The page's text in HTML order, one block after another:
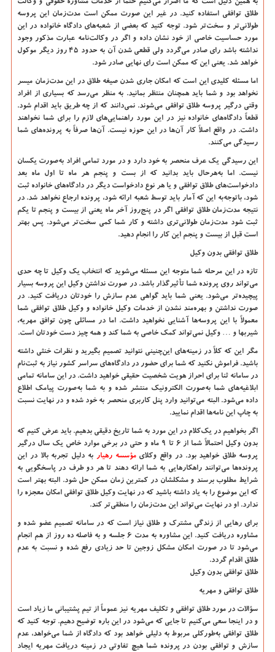
طلاق توافقی استفاده کنید. در غیر این صورت ممکن است مدت‌زمان این پروسه
طولانی‌تر و سخت‌تر شود. توجه کنید که بعضی از شعبه‌های دادگاه خانواده در این
مورد حساسیت خاصی از خود نشان داده و اگر در وکالت‌نامه عبارت مذکور وجود
نداشته باشد رای صادر می‌گردد ولی قطعی شدن آن به حدود 45 روز دیگر موکول
خواهد شد. یعنی این که ممکن است رای نهایی صادر شود.
اما مسئله کلیدی این است که امکان جاری شدن صیغه طلاق در این مدت‌زمان میسر
نخواهد بود و شما باید همچنان منتظر بمانید. به منظر می‌رسد که بسیاری از افراد
وقتی درگیر پروسه طلاق توافقی می‌شوند. نمی‌دانند که از چه طریق باید اقدام شود.
قطعاً دادگاه‌های خانواده نیز در این مورد راهنمایی‌های لازم را برای شما نخواهند
داشت. در واقع اصلاً کار آن‌ها در این حوزه نیست. آن‌ها صرفاً به پرونده‌های شما
رسیدگی می‌کنند.
این رسیدگی یک عرف منحصر به خود دارد و در مورد تمامی افراد به‌صورت یکسان
نیست. اما به‌هرحال باید بدانید که از بست و پنجم هر ماه تا اول ماه بعد
دادخواست‌های طلاق توافقی و یا هر نوع دادخواست دیگر در دادگاه‌های خانواده ثبت
شود، باتوجه‌به این که آمار باید توسط شعبه ارائه شود، پرونده ارجاع نخواهد شد. در
نتیجه مدت‌زمان طلاق توافقی اگر در پنج‌روز آخر ماه یعنی از بیست و پنجم تا یکم
ثبت شود مدت‌زمان طولانی‌تری داشته و کار شما کمی سخت‌تر می‌شود. پس بهتر
است قبل از بیست و پنجم این کار را انجام دهید.
طلاق توافقی بدون وکیل
تازه در این مرحله شما متوجه این مسئله می‌شوید که انتخاب یک وکیل تا چه حدی
می‌تواند روی پرونده شما تأثیرگذار باشد. در صورت نداشتن وکیل این پروسه بسیار
پیچیده‌تر می‌شود. یعنی شما باید گواهی عدم سازش را خودتان دریافت کنید. در
صورت نداشتن و بهره‌مند نشدن از خدمات وکیل خانواده و وکیل طلاق توافقی شما
معمولاً با این پروسه‌ها آشنایی نخواهید داشت. اما در مسائلی چون توافق مهریه،
شیربها و … وکیل نمی‌تواند کمک خاصی به شما کند و همه چیز دست خودتان است.
مگر این که کلاً در زمینه‌های این‌چنینی نتوانید تصمیم بگیرید و نظرات خنثی داشته
باشید. فراموش نکنید که شما برای حضور در دادگاه‌های سراسر کشور نیاز به ثبت‌نام
در سامانه ثنا برای احراز هویت شخصیت حقیقی خواهید داشت. در این سامانه تمامی
ابلاغیه‌های شما به‌صورت الکترونیک منتشر شده و به شما به‌صورت پیامک اطلاع
داده می‌شود. البته می‌توانید وارد پنل کاربری منحصر به خود شده و در نهایت نسبت
به چاپ این نامه‌ها اقدام نمایید.
اگر بخواهیم در یک‌کلام در این مورد به شما تاریخ دقیقی بدهیم. باید عرض کنیم که
بدون وکیل احتمالاً شما از 6 تا 9 ماه و حتی در برخی موارد خاص یک سال درگیر
پروسه طلاق خواهید بود. در واقع وکلایمؤسسه رهیار به دلیل تجربه بالا در این
پرونده‌ها می‌توانند راهکارهایی به شما ارائه دهند تا هر دو طرف در پاسخگویی به
شرایط مطلوب برسند و مشکلشان در کمترین زمان ممکن حل شود. البته بهتر است
که این موضوع را به یاد داشته باشید که در نهایت وکیل طلاق توافقی امکان معجزه را
ندارد. او در نهایت می‌تواند این مدت‌زمان را منطقی‌تر کند.
برای رهایی از زندگی مشترک و طلاق نیاز است که در سامانه تصمیم عضو شده و
مشاوره دریافت کنید. این مشاوره به مدت 6 جلسه و به فاصله ده روز از هم انجام
می‌شود تا در صورت امکان مشکل زوجین تا حد زیادی رفع شده و نسبت به عدم
طلاق اقدام گردد.
طلاق توافقی بدون وکیل
طلاق توافقی و مهریه
سؤالات در مورد طلاق توافقی و تکلیف مهریه نیز عموماً از تیم پشتیبانی ما زیاد است
و در اینجا سعی می‌کنیم تا جایی که می‌شود در این باره توضیح دهیم. توجه کنید که
طلاق توافقی به‌طورکلی مربوط به دلیلی خواهد بود که دادگاه از شما می‌خواهد، عدم
سازش و توافقی بودن در پرونده شما هیچ تفاوتی در زمینه دریافت مهریه ایجاد